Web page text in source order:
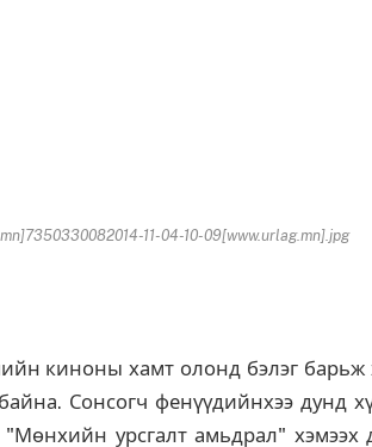
11-04-10-09[www.urlag.mn].jpg
киноны хамт олонд бэлэг барьж
Сонсогч фенүүдийнхээ дунд
урсгалт амьдрал" хэмээх